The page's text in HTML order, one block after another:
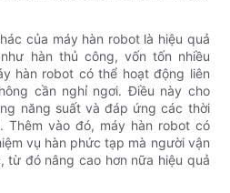
của máy hàn robot là hiệu quả
hàn thủ công, vốn tốn nhiều
hàn robot có thể hoạt động liên
cần nghỉ ngơi. Điều này cho
năng suất và đáp ứng các thời
Thêm vào đó, máy hàn robot có
vụ hàn phức tạp mà người vận
từ đó nâng cao hơn nữa hiệu quả